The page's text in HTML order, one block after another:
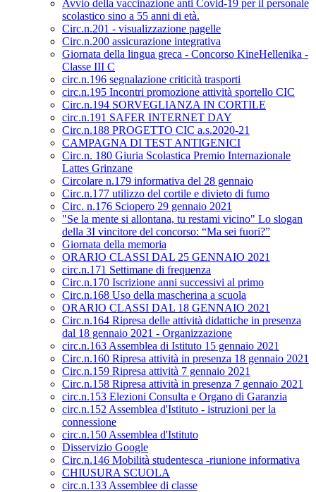
Avvio della vaccinazione anti Covid-19 per il personale
scolastico sino a 55 anni di età.
Circ.n.201 - visualizzazione pagelle
Circ.n.200 assicurazione integrativa
Giornata della lingua greca - Concorso KineHellenika -
Classe III C
circ.n.196 segnalazione criticità trasporti
circ.n.195 Incontri promozione attività sportello CIC
Circ.n.194 SORVEGLIANZA IN CORTILE
circ.n.191 SAFER INTERNET DAY
Circ.n.188 PROGETTO CIC a.s.2020-21
CAMPAGNA DI TEST ANTIGENICI
Circ.n. 180 Giuria Scolastica Premio Internazionale
Lattes Grinzane
Circolare n.179 informativa del 28 gennaio
Circ.n.177 utilizzo del cortile e divieto di fumo
Circ. n.176 Sciopero 29 gennaio 2021
"Se la mente si allontana, tu restami vicino" Lo slogan
della 3I vincitore del concorso: “Ma sei fuori?”
Giornata della memoria
ORARIO CLASSI DAL 25 GENNAIO 2021
circ.n.171 Settimane di frequenza
Circ.n.170 Iscrizione anni successivi al primo
Circ.n.168 Uso della mascherina a scuola
ORARIO CLASSI DAL 18 GENNAIO 2021
Circ.n.164 Ripresa delle attività didattiche in presenza
dal 18 gennaio 2021 - Organizzazione
circ.n.163 Assemblea di Istituto 15 gennaio 2021
Circ.n.160 Ripresa attività in presenza 18 gennaio 2021
Circ.n.159 Ripresa attività 7 gennaio 2021
Circ.n.158 Ripresa attività in presenza 7 gennaio 2021
circ.n.153 Elezioni Consulta e Organo di Garanzia
circ.n.152 Assemblea d'Istituto - istruzioni per la
connessione
circ.n.150 Assemblea d'Istituto
Disservizio Google
Circ.n.146 Mobilità studentesca -riunione informativa
CHIUSURA SCUOLA
circ.n.133 Assemblee di classe